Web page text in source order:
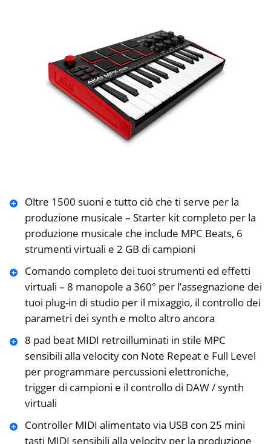
Oltre 1500 suoni e tutto ciò che ti serve per la
produzione musicale – Starter kit completo per la
produzione musicale che include MPC Beats, 6
strumenti virtuali e 2 GB di campioni
Comando completo dei tuoi strumenti ed effetti
virtuali – 8 manopole a 360° per l’assegnazione dei
tuoi plug-in di studio per il mixaggio, il controllo dei
parametri dei synth e molto altro ancora
8 pad beat MIDI retroilluminati in stile MPC
sensibili alla velocity con Note Repeat e Full Level
per programmare percussioni elettroniche,
trigger di campioni e il controllo di DAW / synth
virtuali
Controller MIDI alimentato via USB con 25 mini
tasti MIDI sensibili alla velocity per la produzione